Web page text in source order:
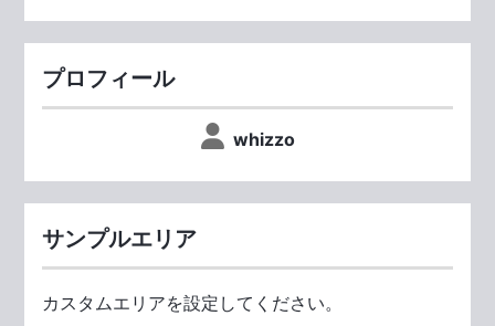
プロフィール
whizzo
サンプルエリア
カスタムエリアを設定してください。